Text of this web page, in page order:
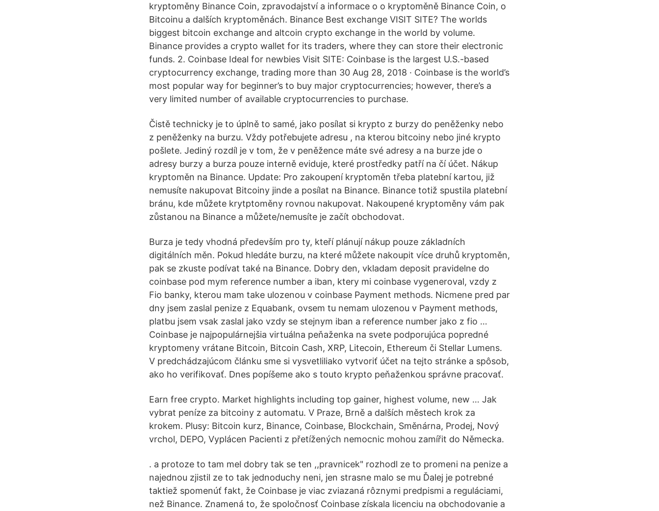
kryptoměny Binance Coin, zpravodajství a informace o o kryptoměně Binance Coin, o
Bitcoinu a dalších kryptoměnách. Binance Best exchange VISIT SITE? The worlds
biggest bitcoin exchange and altcoin crypto exchange in the world by volume.
Binance provides a crypto wallet for its traders, where they can store their electronic
funds. 2. Coinbase Ideal for newbies Visit SITE: Coinbase is the largest U.S.-based
cryptocurrency exchange, trading more than 30 Aug 28, 2018 · Coinbase is the world’s
most popular way for beginner’s to buy major cryptocurrencies; however, there’s a
very limited number of available cryptocurrencies to purchase.
Čistě technicky je to úplně to samé, jako posílat si krypto z burzy do peněženky nebo
z peněženky na burzu. Vždy potřebujete adresu , na kterou bitcoiny nebo jiné krypto
pošlete. Jediný rozdíl je v tom, že v peněžence máte své adresy a na burze jde o
adresy burzy a burza pouze interně eviduje, které prostředky patří na čí účet. Nákup
kryptoměn na Binance. Update: Pro zakoupení kryptoměn třeba platební kartou, již
nemusíte nakupovat Bitcoiny jinde a posílat na Binance. Binance totiž spustila platební
bránu, kde můžete krytptoměny rovnou nakupovat. Nakoupené kryptoměny vám pak
zůstanou na Binance a můžete/nemusíte je začít obchodovat.
Burza je tedy vhodná především pro ty, kteří plánují nákup pouze základních
digitálních měn. Pokud hledáte burzu, na které můžete nakoupit více druhů kryptoměn,
pak se zkuste podívat také na Binance. Dobry den, vkladam deposit pravidelne do
coinbase pod mym reference number a iban, ktery mi coinbase vygeneroval, vzdy z
Fio banky, kterou mam take ulozenou v coinbase Payment methods. Nicmene pred par
dny jsem zaslal penize z Equabank, ovsem tu nemam ulozenou v Payment methods,
platbu jsem vsak zaslal jako vzdy se stejnym iban a reference number jako z fio …
Coinbase je najpopulárnejšia virtuálna peňaženka na svete podporujúca popredné
kryptomeny vrátane Bitcoin, Bitcoin Cash, XRP, Litecoin, Ethereum či Stellar Lumens.
V predchádzajúcom článku sme si vysvetliliako vytvoriť účet na tejto stránke a spôsob,
ako ho verifikovať. Dnes popíšeme ako s touto krypto peňaženkou správne pracovať.
Earn free crypto. Market highlights including top gainer, highest volume, new … Jak
vybrat peníze za bitcoiny z automatu. V Praze, Brně a dalších městech krok za
krokem. Plusy: Bitcoin kurz, Binance, Coinbase, Blockchain, Směnárna, Prodej, Nový
vrchol, DEPO, Vyplácen Pacienti z přetížených nemocnic mohou zamířit do Německa.
. a protoze to tam mel dobry tak se ten ,,pravnicek" rozhodl ze to promeni na penize a
najednou zjistil ze to tak jednoduchy neni, jen strasne malo se mu Ďalej je potrebné
taktiež spomenúť fakt, že Coinbase je viac zviazaná rôznymi predpismi a reguláciami,
než Binance. Znamená to, že spoločnosť Coinbase získala licenciu na obchodovanie a